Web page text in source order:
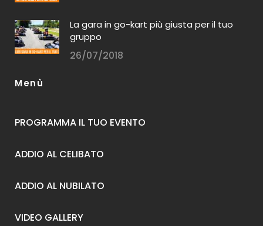
La gara in go-kart più giusta per il tuo
gruppo
26/07/2018
Menù
PROGRAMMA IL TUO EVENTO
ADDIO AL CELIBATO
ADDIO AL NUBILATO
VIDEO GALLERY